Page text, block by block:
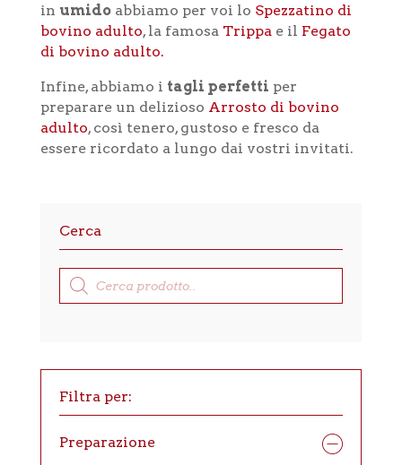
in umidoabbiamo per voi lo Spezzatino di
bovino adulto, la famosa Trippae il Fegato
di bovino adulto.
Infine, abbiamo i tagli perfetti per
preparare un delizioso Arrosto di bovino
adulto, così tenero, gustoso e fresco da
essere ricordato a lungo dai vostri invitati.
Cerca
Products
search
Filtra per:
Preparazione